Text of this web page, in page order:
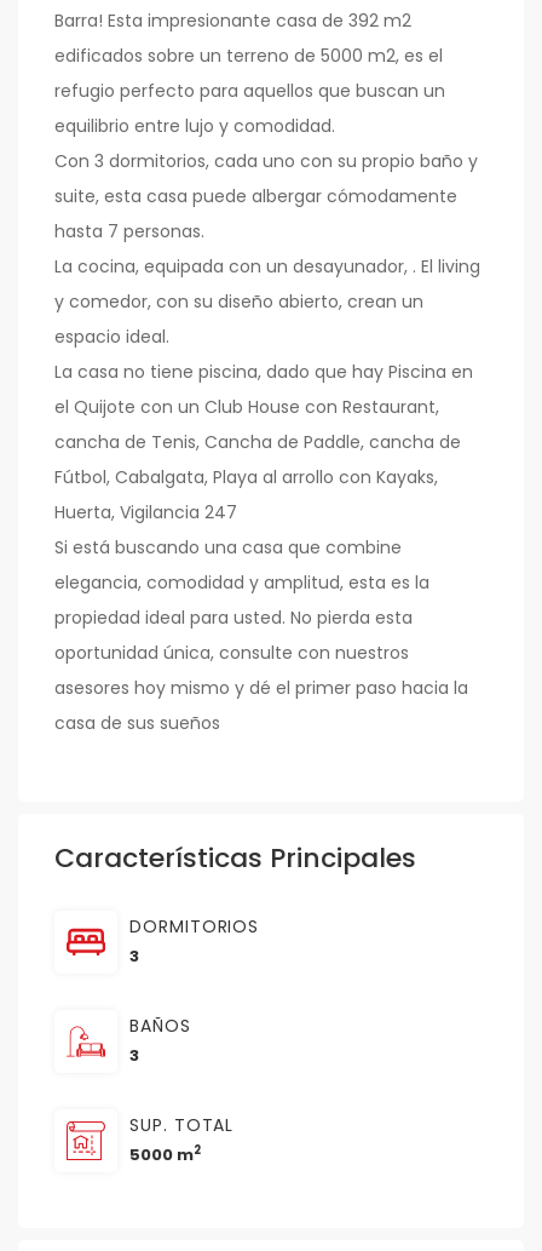
Barra! Esta impresionante casa de 392 m2
edificados sobre un terreno de 5000 m2, es el
refugio perfecto para aquellos que buscan un
equilibrio entre lujo y comodidad.
Con 3 dormitorios, cada uno con su propio baño y
suite, esta casa puede albergar cómodamente
hasta 7 personas.
La cocina, equipada con un desayunador, . El living
y comedor, con su diseño abierto, crean un
espacio ideal.
La casa no tiene piscina, dado que hay Piscina en
el Quijote con un Club House con Restaurant,
cancha de Tenis, Cancha de Paddle, cancha de
Fútbol, Cabalgata, Playa al arrollo con Kayaks,
Huerta, Vigilancia 247
Si está buscando una casa que combine
elegancia, comodidad y amplitud, esta es la
propiedad ideal para usted. No pierda esta
oportunidad única, consulte con nuestros
asesores hoy mismo y dé el primer paso hacia la
casa de sus sueños
Características Principales
DORMITORIOS
3
BAÑOS
3
SUP. TOTAL
5000 m2